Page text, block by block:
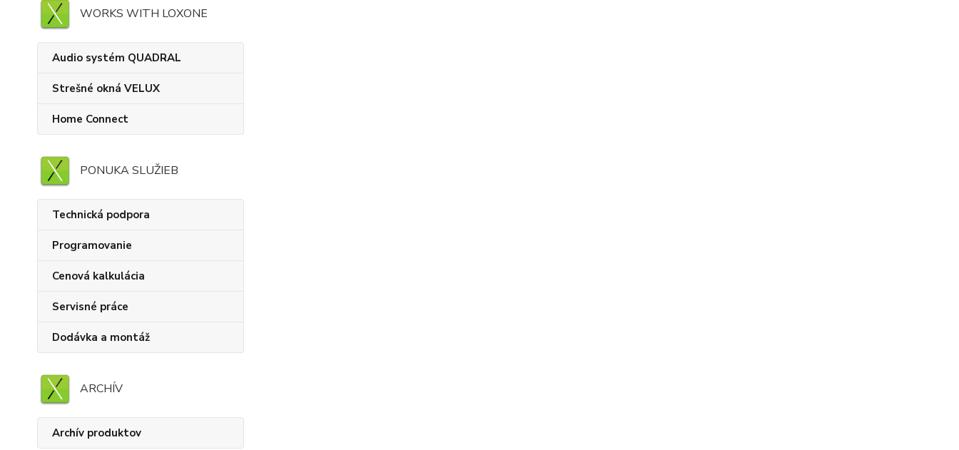
WORKS WITH LOXONE
Audio systém QUADRAL
Strešné okná VELUX
Home Connect
PONUKA SLUŽIEB
Technická podpora
Programovanie
Cenová kalkulácia
Servisné práce
Dodávka a montáž
ARCHÍV
Archív produktov